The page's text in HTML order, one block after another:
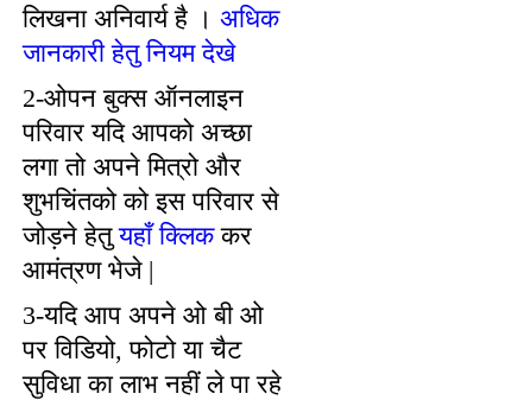
लिखना अनिवार्य है । अधिक
जानकारी हेतु नियम देखे
2-ओपन बुक्स ऑनलाइन
परिवार यदि आपको अच्छा
लगा तो अपने मित्रो और
शुभचिंतको को इस परिवार से
जोड़ने हेतुयहाँ क्लिककर
आमंत्रण भेजे |
3-यदि आप अपने ओ बी ओ
पर विडियो, फोटो या चैट
सुविधा का लाभ नहीं ले पा रहे